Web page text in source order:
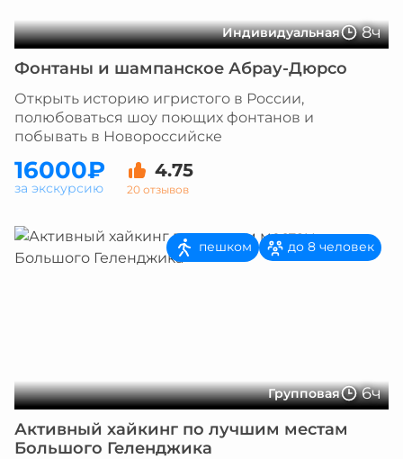
Индивидуальная
8ч
Фонтаны и шампанское Абрау-Дюрсо
Открыть историю игристого в России,
полюбоваться шоу поющих фонтанов и
побывать в Новороссийске
16000₽ 4.75
20 отзывов
за экскурсию
Групповая 6ч
пешком до 8 человек
Активный хайкинг по лучшим местам
Большого Геленджика